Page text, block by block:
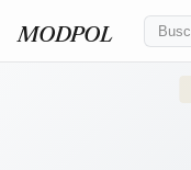
MODPOL